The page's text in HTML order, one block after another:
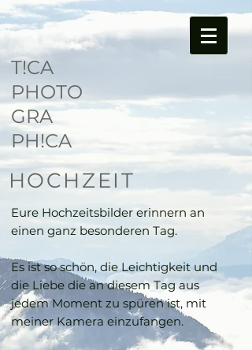
T!CA
PHOTO
GRA
PH!CA
HOCHZEIT
Eure Hochzeitsbilder erinnern an
einen ganz besonderen Tag.
Es ist so schön, die Leichtigkeit und
die Liebe die an diesem Tag aus
jedem Moment zu spüren ist, mit
meiner Kamera einzufangen.